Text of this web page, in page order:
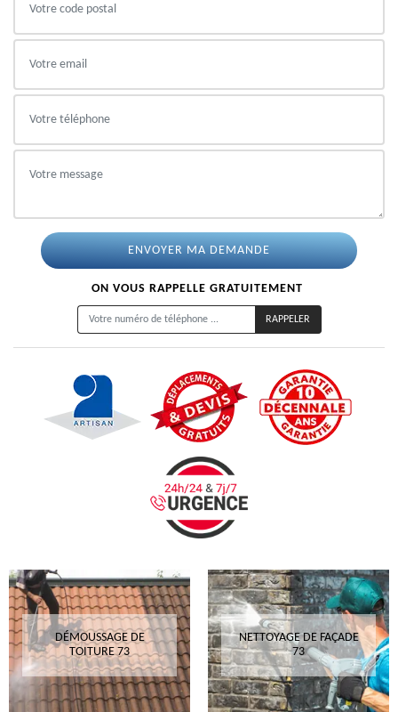
ON VOUS RAPPELLE GRATUITEMENT
DÉMOUSSAGE DE
TOITURE 73
NETTOYAGE DE FAÇADE
73